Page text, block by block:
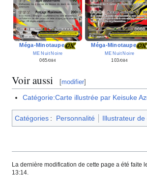
Méga-Minotaupe
ME Nuit Noire
065/084
Méga-Minotaupe
ME Nuit Noire
103/084
Voir aussi [modifier]
Catégorie:Carte illustrée par Keisuke
Catégories : Personnalité Illustrateur de
La dernière modification de cette page a été faite
13:14.